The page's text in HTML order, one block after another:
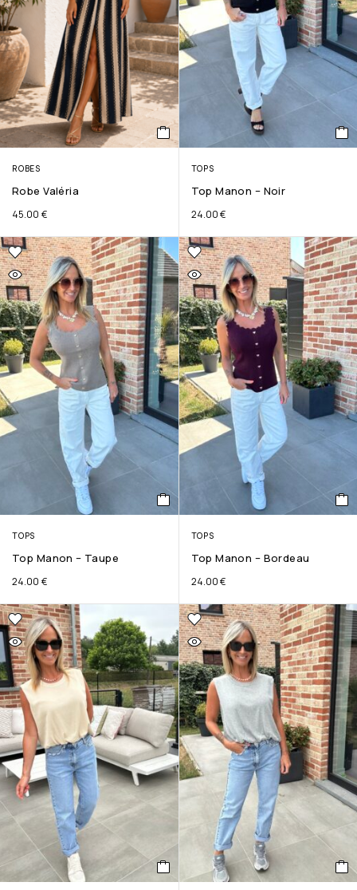
ROBES
Robe Valéria
45.00 €
TOPS
Top Manon – Noir
24.00€
TOPS
Top Manon – Taupe
24.00 €
TOPS
Top Manon – Bordeau
24.00€